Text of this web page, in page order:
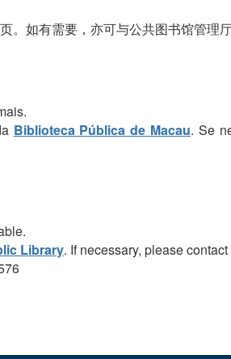
。如有需要，亦可与公共图书馆管理
Biblioteca Pública de Macau. Se
Library. If necessary, please contact